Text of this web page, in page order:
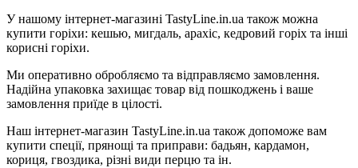
У нашому інтернет-магазині TastyLine.in.ua також можна
купити горіхи: кешью, мигдаль, арахіс, кедровий горіх та інші
корисні горіхи.
Ми оперативно обробляємо та відправляємо замовлення.
Надійна упаковка захищає товар від пошкоджень і ваше
замовлення приїде в цілості.
Наш інтернет-магазин TastyLine.in.ua також допоможе вам
купити спеції, прянощі та приправи: бадьян, кардамон,
кориця, гвоздика, різні види перцю та ін.